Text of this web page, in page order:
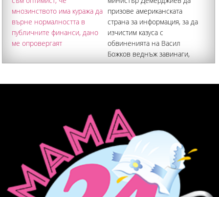
призове американската
страна за информация, за да
изчистим казуса с
обвиненията на Васил
Божков веднъж завинаги,
казва депутатът и бивш финансов министър от ГЕРБ Още
по-малко хаос Обвързването на минималната заплата със